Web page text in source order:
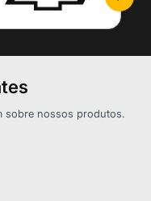
sobre nossos produtos.